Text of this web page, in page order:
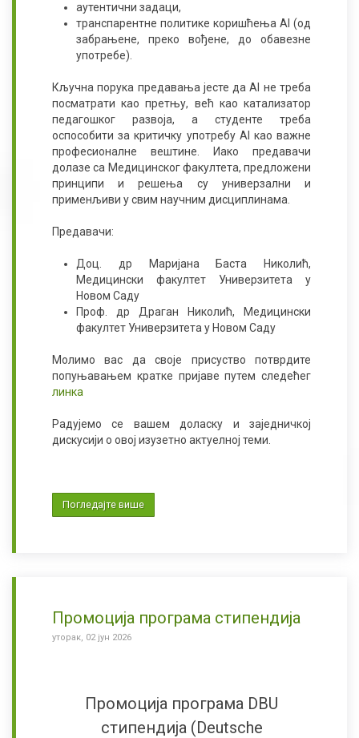
аутентични задаци,
транспарентне политике коришћења AI (од
забрањене, преко вођене, до обавезне
употребе).
Кључна порука предавања јесте да AI не треба
посматрати као претњу, већ као катализатор
педагошког развоја, а студенте треба
оспособити за критичку употребу AI као важне
професионалне вештине. Иако предавачи
долазе са Медицинског факултета, предложени
принципи и решења су универзални и
применљиви у свим научним дисциплинама.
Предавачи:
Доц. др Маријана Баста Николић,
Медицински факултет Универзитета у
Новом Саду
Проф. др Драган Николић, Медицински
факултет Универзитета у Новом Саду
Молимо вас да своје присуство потврдите
попуњавањем кратке пријаве путем следећег
линка
Радујемо се вашем доласку и заједничкој
дискусији о овој изузетно актуелној теми.
Погледајте више
Промоција програма стипендија
уторак, 02 јун 2026
Промоција програма DBU
стипендија (Deutsche